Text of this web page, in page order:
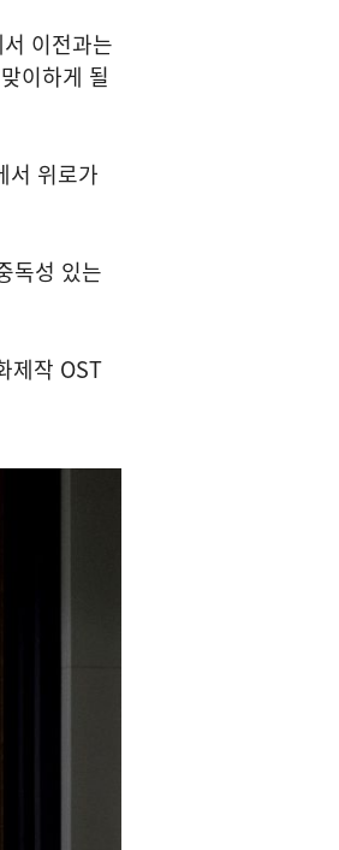
이전과는
이하게 될
서 위로가
독성 있는
제작 OST